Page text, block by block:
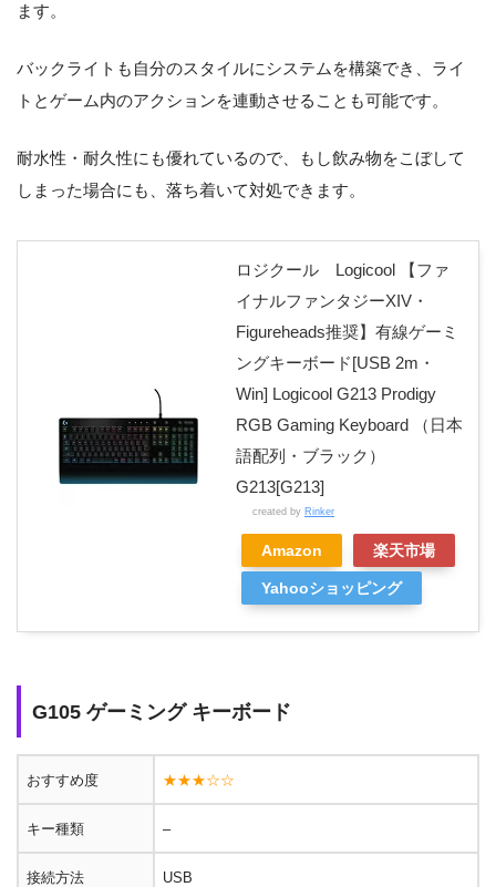
ます。
バックライトも自分のスタイルにシステムを構築でき、ライ
トとゲーム内のアクションを連動させることも可能です。
耐水性・耐久性にも優れているので、もし飲み物をこぼして
しまった場合にも、落ち着いて対処できます。
ロジクール Logicool 【ファ
イナルファンタジーXIV・
Figureheads推奨】有線ゲーミ
ングキーボード[USB 2m・
Win] Logicool G213 Prodigy
RGB Gaming Keyboard （日本
語配列・ブラック）
G213[G213]
created by Rinker
Amazon 楽天市場
Yahooショッピング
G105 ゲーミング キーボード
おすすめ度 ★★★☆☆
キー種類 –
接続方法 USB